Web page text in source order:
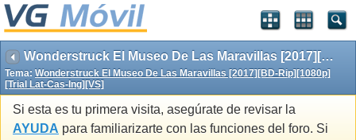
Wonderstruck El Museo De Las Maravillas [2017][BD-Rip][1080p][Trial Lat-Cas-Ing][VS]
Tema: Wonderstruck El Museo De Las Maravillas [2017][BD-Rip][1080p]
[Trial Lat-Cas-Ing][VS]
Si esta es tu primera visita, asegúrate de revisar la
AYUDA para familiarizarte con las funciones del foro. Si